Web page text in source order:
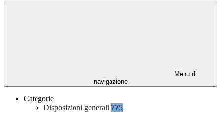
Menu di
navigazione
Categorie
Disposizioni generali 775